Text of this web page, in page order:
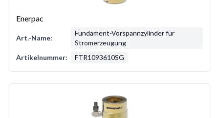
Enerpac
Art.-Name:
Fundament-Vorspannzylinder für
Stromerzeugung
Artikelnummer:
FTR1093610SG